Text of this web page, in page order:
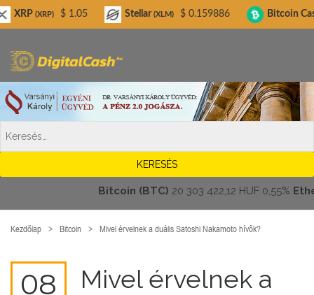
Bitcoin (BTC)20 303 422,12 HUF 0,55%
Kezdőlap Bitcoin Mivel érvelnek a duális Satoshi Nakamoto hívők?
08
Mivel érvelnek a
$ 1.05 Stellar (XLM) $ 0.159886 Bitcoin Cash(BCH) $
Digitalcash.hu